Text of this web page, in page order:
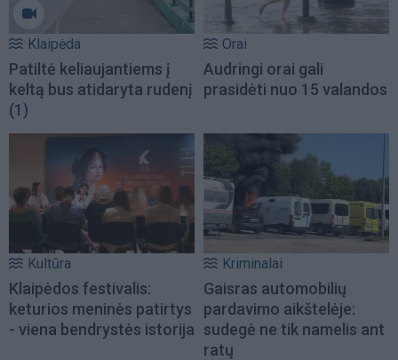
Klaipėda
Patiltė keliaujantiems į
keltą bus atidaryta rudenį
(1)
Orai
Audringi orai gali
prasidėti nuo 15 valandos
Kultūra
Klaipėdos festivalis:
keturios meninės patirtys
- viena bendrystės istorija
Kriminalai
Gaisras automobilių
pardavimo aikštelėje:
sudegė ne tik namelis ant
ratų